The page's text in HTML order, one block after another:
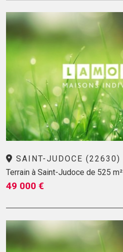
SAINT-JUDOCE (22630)
Terrain à Saint-Judoce de 525 m²
49 000 €